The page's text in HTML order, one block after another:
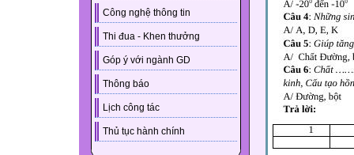
Công nghệ thông tin
Thi đua - Khen thưởng
Góp ý với ngành GD
Thông báo
Lịch công tác
Thủ tục hành chính